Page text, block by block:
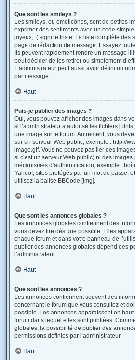
Que sont les smileys ?
Les smileys, ou émoticônes, sont de petites
exprimer des sentiments avec un code
joyeux, :( signifie triste. La liste complète des
page de rédaction de message. Essayez
Ils peuvent rapidement rendre un message
peut décider de les retirer ou simplement
L’administrateur peut aussi avoir défini un
par message.
Haut
Puis-je publier des images ?
Oui, vous pouvez afficher des images dans
si l’administrateur a autorisé les fichiers
une image sur le forum. Autrement, vous
sur un serveur Web public, exemple : http://
image.gif. Vous ne pouvez pas lier des
si c’est un serveur Web public) ni des
mécanismes d’authentification, exemple :
Yahoo!, sites protégés par un mot de passe,
utilisez la balise BBCode [img].
Haut
Que sont les annonces globales ?
Les annonces globales contiennent des
vous devez lire dès que possible. Elles
chaque forum et dans votre panneau de
publier des annonces globales dépend des
l’administrateur.
Haut
Que sont les annonces ?
Les annonces contiennent souvent des
concernant le forum que vous consultez et
possible. Les annonces apparaissent en
forum dans lequel elles sont publiées.
globales, la possibilité de publier des
permissions définies par l’administrateur.
Haut